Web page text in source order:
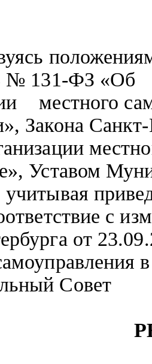
№ 131-ФЗ
местного
Закона
Уставом
с
от
Совет